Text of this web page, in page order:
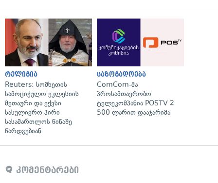
რელიგია
Reuters: სომხეთის
სამოციქულო ეკლესიის
მეთაური და ექვსი
სასულიერო პირი
სასამართლოს წინაშე
წარდგებიან
საზოგადოება
ComCom-მა
პროსამთავრობო
ტელეკომპანია POSTV 2
500 ლარით დააჯარიმა
კომენტარები